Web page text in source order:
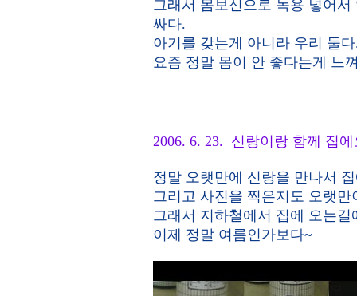
그래서 몸보신으로 녹용 넣어
싸다.
아기를 갖는게 아니라 우리 둘
요즘 정말 몸이 안 좋다는게 느
2006. 6. 23. 신랑이랑 함께 집
정말 오랫만에 신랑을 만나서
그리고 사진을 찍은지도 오랫만
그래서 지하철에서 집에 오는
이제 정말 여름인가보다~